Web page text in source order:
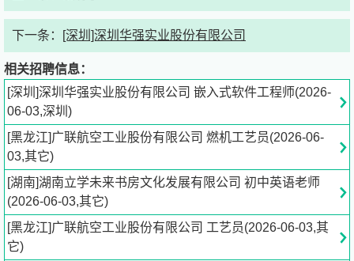
网址：***********************/
公司秉承“诚信、创新、和谐、共赢”的企业精神，经过三十
多年的发展，形成了以文化科技产业、电子信息高端服务
业、高科技电子制造业等为主导的多元化产业格局。文化科
技产业主要从事主题公园、影视娱乐、媒体网络等文化科技
产品的创意、研究、生产与销售。电子信息高端服务业包括
电子专业市场连锁经营、电子商务平台、物流供应链等多样
化业务。商业地产业以商业地产开发运行为核心，综合发展
商业运营、酒店经营、物业管理等相关业务。高科技电子制
造业主要从事精密电子元器件、数码产品的设计生产。目
前，华强集团拥有70多家投资企业，拥有多家***高新技术
企业及***技术开发中心。
下一条： [深圳]深圳华强实业股份有限公司
相关招聘信息：
[深圳]深圳华强实业股份有限公司 嵌入式软件工程师(2026-
06-03,深圳)
[黑龙江]广联航空工业股份有限公司 燃机工艺员(2026-06-
03,其它)
[湖南]湖南立学未来书房文化发展有限公司 初中英语老师
(2026-06-03,其它)
[黑龙江]广联航空工业股份有限公司 工艺员(2026-06-03,其
它)